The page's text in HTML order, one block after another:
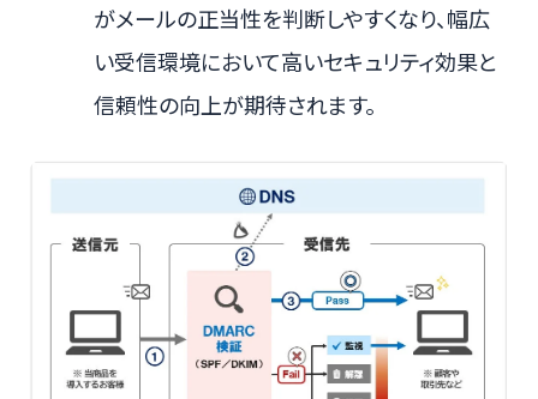
がメールの正当性を判断しやすくなり、幅広
い受信環境において高いセキュリティ効果と
信頼性の向上が期待されます。